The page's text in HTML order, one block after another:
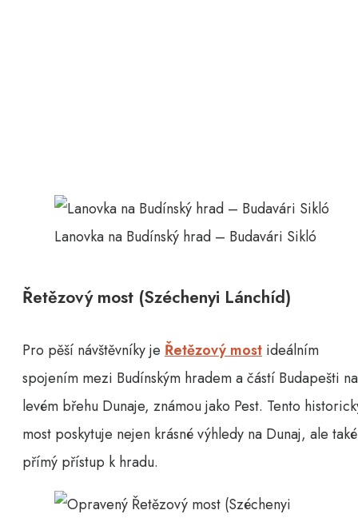
Lanovka na Budínský hrad – Budavári Sikló
Řetězový most (Széchenyi Lánchíd)
Pro pěší návštěvníky je Řetězový most ideálním
spojením mezi Budínským hradem a částí Budapešti na
levém břehu Dunaje, známou jako Pest. Tento
most poskytuje nejen krásné výhledy na Dunaj, ale také
přímý přístup k hradu.